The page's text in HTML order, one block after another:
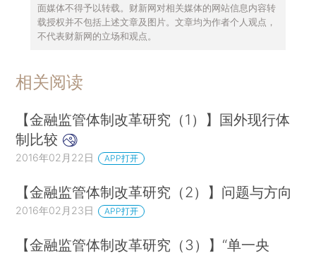
面媒体不得予以转载。财新网对相关媒体的网站信息内容转
载授权并不包括上述文章及图片。文章均为作者个人观点，
不代表财新网的立场和观点。
相关阅读
【金融监管体制改革研究（1）】国外现行体
制比较
2016年02月22日 APP打开
【金融监管体制改革研究（2）】问题与方向
2016年02月23日 APP打开
【金融监管体制改革研究（3）】“单一央